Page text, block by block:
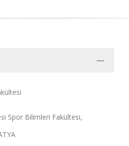
Spor Bilimleri Fakültesi,